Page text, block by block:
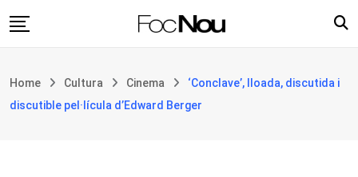
to
Filosofia i teologia
Home Cultura Cinema
‘Conclave’, lloada, discutida i
discutible pel·lícula d’Edward Berger